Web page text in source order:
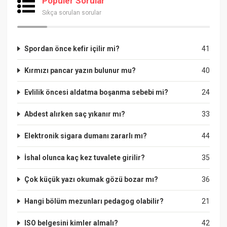
Sıkça sorulan sorular
41
Spordan önce kefir içilir mi?
40
Kırmızı pancar yazın bulunur mu?
24
Evlilik öncesi aldatma boşanma sebebi mi?
33
Abdest alırken saç yıkanır mı?
44
Elektronik sigara dumanı zararlı mı?
35
İshal olunca kaç kez tuvalete girilir?
36
Çok küçük yazı okumak gözü bozar mı?
21
Hangi bölüm mezunları pedagog olabilir?
42
ISO belgesini kimler almalı?